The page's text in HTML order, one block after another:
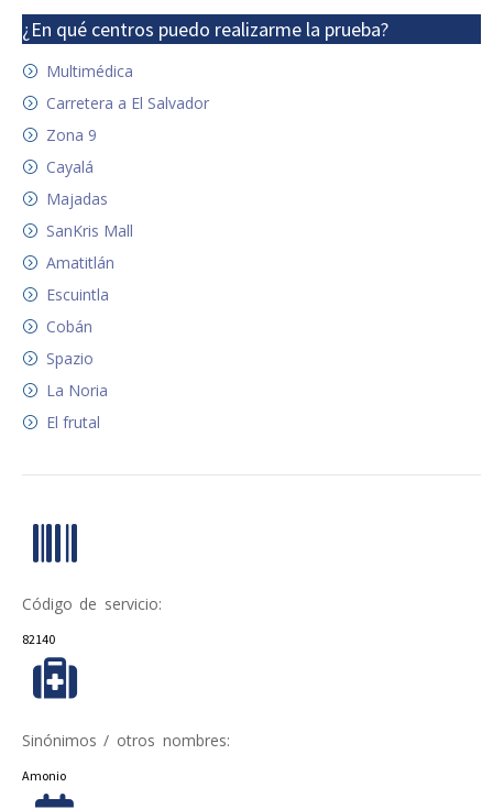
¿En qué centros puedo realizarme la prueba?
Multimédica
Carretera a El Salvador
Zona 9
Cayalá
Majadas
SanKris Mall
Amatitlán
Escuintla
Cobán
Spazio
La Noria
El frutal
Código de servicio:
82140
Sinónimos / otros nombres:
Amonio